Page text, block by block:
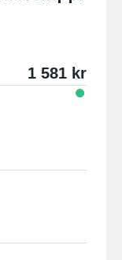
1 581